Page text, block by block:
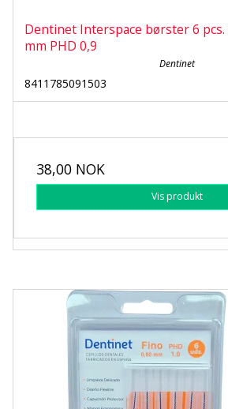
Dentinet Interspace børster 6 pcs.
mm PHD 0,9
Dentinet
8411785091503
38,00 NOK
Vis produkt